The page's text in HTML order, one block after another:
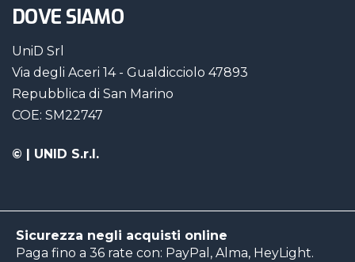
DOVE SIAMO
UniD Srl
Via degli Aceri 14 - Gualdicciolo 47893
Repubblica di San Marino
COE: SM22747
© | UNID S.r.l.
Sicurezza negli acquisti online
Paga fino a 36 rate con: PayPal, Alma, HeyLight.